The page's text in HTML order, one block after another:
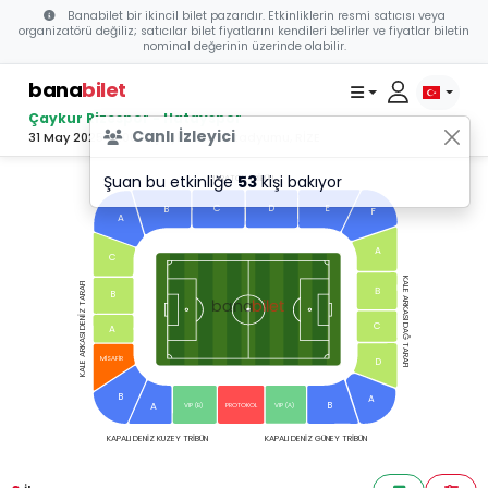
Banabilet bir ikincil bilet pazarıdır. Etkinliklerin resmi satıcısı veya
organizatörü değiliz; satıcılar bilet fiyatlarını kendileri belirler ve fiyatlar biletin
nominal değerinin üzerinde olabilir.
banabilet
Çaykur Rizespor - Hatayspor
31 May 2025 16:00 - Çaykur Didi Stadyumu, RİZE
KALE ARKASI DENİZ TARAFI
MARATON TRİBÜN
KALE ARKASI DAĞ TARAFI
KAPALI DENİZ GÜNEY TRİBÜN
KAPALI DENİZ KUZEY TRİBÜN
VIP (A) B
A
D
C
B
A
F
E
D
C
B
A
C
B
A
MİSAFİR
B
A VIP (B) PROTOKOL
banabilet
Canlı İzleyici
Şuan bu etkinliğe 53kişi bakıyor